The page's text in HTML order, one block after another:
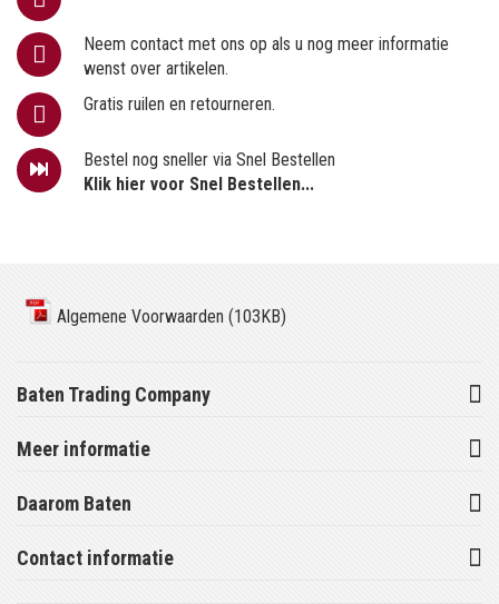
Neem contact met ons op als u nog meer informatie
wenst over artikelen.
Gratis ruilen en retourneren.
Bestel nog sneller via Snel Bestellen
Klik hier voor Snel Bestellen...
Algemene Voorwaarden (103KB)
Baten Trading Company
Meer informatie
Daarom Baten
Contact informatie